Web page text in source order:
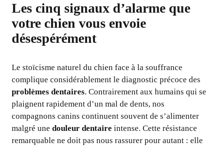
Les cinq signaux d’alarme que
votre chien vous envoie
désespérément
Le stoïcisme naturel du chien face à la souffrance
complique considérablement le diagnostic précoce des
problèmes dentaires. Contrairement aux humains qui se
plaignent rapidement d’un mal de dents, nos
compagnons canins continuent souvent de s’alimenter
malgré une douleur dentaire intense. Cette résistance
remarquable ne doit pas nous rassurer pour autant : elle